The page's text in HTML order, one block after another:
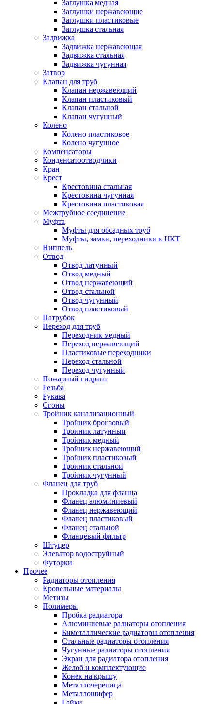
Заглушка медная
Заглушки нержавеющие
Заглушки пластиковые
Заглушка стальная
Задвижка
Задвижка нержавеющая
Задвижка стальная
Задвижка чугунная
Затвор
Клапан для труб
Клапан нержавеющий
Клапан пластиковый
Клапан стальной
Клапан чугунный
Колено
Колено пластиковое
Колено чугунное
Компенсаторы
Конденсатоотводчики
Кран
Крест
Крестовина стальная
Крестовина чугунная
Крестовина пластиковая
Межтрубное соединение
Муфта
Муфты для обсадных труб
Муфты, замки, переходники к НКТ
Ниппель
Отвод
Отвод латунный
Отвод медный
Отвод нержавеющий
Отвод стальной
Отвод чугунный
Отвод пластиковый
Патрубок
Переход для труб
Переходник медный
Переход нержавеющий
Пластиковые переходники
Переход стальной
Переход чугунный
Пожарный гидрант
Резьба
Рукава
Сгоны
Тройник канализационный
Тройник бронзовый
Тройник латунный
Тройник медный
Тройник нержавеющий
Тройник пластиковый
Тройник стальной
Тройник чугунный
Фланец для труб
Прокладка для фланца
Фланец алюминиевый
Фланец нержавеющий
Фланец пластиковый
Фланец стальной
Фланцевый фильтр
Штуцер
Элеватор водоструйный
Футорки
Прочее
Радиаторы отопления
Кровельные материалы
Метизы
Полимеры
Пробка радиатора
Алюминиевые радиаторы отопления
Биметаллические радиаторы отопления
Стальные радиаторы отопления
Чугунные радиаторы отопления
Экран для радиатора отопления
Желоб и комплектующие
Конек на крышу
Металлочерепица
Металлошифер
Гайки